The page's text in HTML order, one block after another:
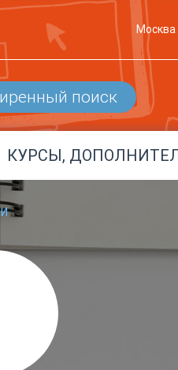
Москва
поиск
КУРСЫ,